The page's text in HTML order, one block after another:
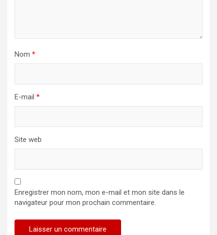
Nom *
E-mail *
Site web
Enregistrer mon nom, mon e-mail et mon site dans le
navigateur pour mon prochain commentaire.